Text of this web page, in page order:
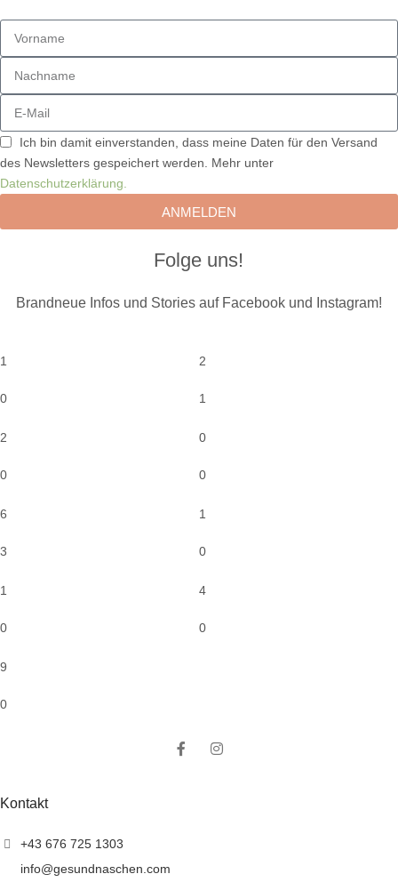
Ich bin damit einverstanden, dass meine Daten für den Versand
des Newsletters gespeichert werden. Mehr unter
Datenschutzerklärung.
ANMELDEN
Folge uns!
Brandneue Infos und Stories auf Facebook und Instagram!
1
0
2
1
2
0
0
0
6
3
1
0
1
0
4
0
9
0
Kontakt
+43 676 725 1303
info@gesundnaschen.com